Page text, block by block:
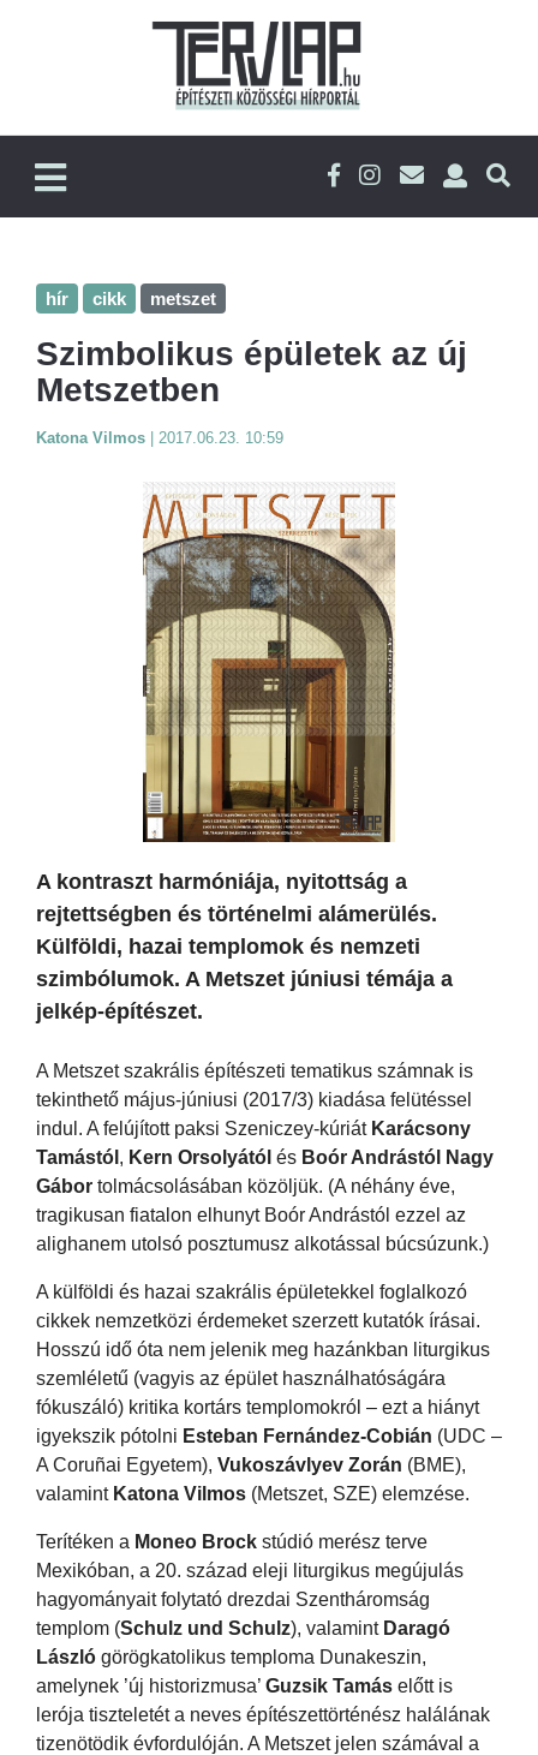
hír cikk metszet
Szimbolikus épületek az új
Metszetben
Katona Vilmos 2017.06.23. 10:59
A kontraszt harmóniája, nyitottság a
rejtettségben és történelmi alámerülés.
Külföldi, hazai templomok és nemzeti
szimbólumok. A Metszet júniusi témája a
jelkép-építészet.
A Metszet szakrális építészeti tematikus számnak is
tekinthető május-júniusi (2017/3) kiadása felütéssel
indul. A felújított paksi Szeniczey-kúriát Karácsony
Tamástól , Kern Orsolyától és Boór Andrástól
Nagy
Gábor tolmácsolásában közöljük. (A néhány éve,
tragikusan fiatalon elhunyt Boór Andrástól ezzel az
alighanem utolsó posztumusz alkotással búcsúzunk.)
A külföldi és hazai szakrális épületekkel foglalkozó
cikkek nemzetközi érdemeket szerzett kutatók írásai.
Hosszú idő óta nem jelenik meg hazánkban liturgikus
szemléletű (vagyis az épület használhatóságára
fókuszáló) kritika kortárs templomokról – ezt a hiányt
igyekszik pótolni Esteban Fernández-Cobián (UDC –
A Coruñai Egyetem), Vukoszávlyev Zorán (BME),
valamint Katona Vilmos (Metszet, SZE) elemzése.
Terítéken a Moneo Brock stúdió merész terve
Mexikóban, a 20. század eleji liturgikus megújulás
hagyományait folytató drezdai Szentháromság
templom (Schulz und Schulz), valamint Daragó
László görögkatolikus temploma Dunakeszin,
amelynek ’új historizmusa’ Guzsik Tamás előtt is
lerója tiszteletét a neves építészettörténész halálának
tizenötödik évfordulóján. A Metszet jelen számával a